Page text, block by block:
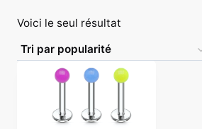
Voici le seul résultat